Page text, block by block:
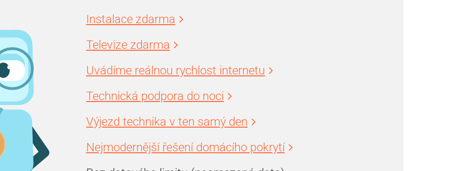
Instalace zdarma
Televize zdarma
Uvádíme reálnou rychlost internetu
Technická podpora do noci
Výjezd technika v ten samý den
Nejmodernější řešení domácího pokrytí